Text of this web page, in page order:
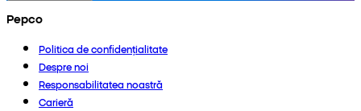
Pepco
Politica de confidențialitate
Despre noi
Responsabilitatea noastră
Carieră